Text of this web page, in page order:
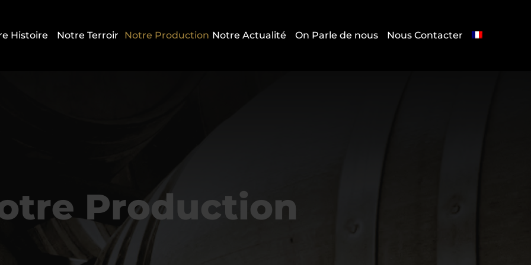
Histoire Notre Terroir Notre Production Notre Actualité On Parle de nous Nous Contacter
Production